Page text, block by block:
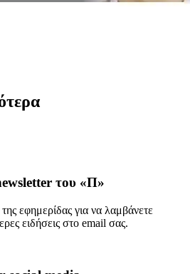
του «Π»
εφημερίδας για να λαμβάνετε
ειδήσεις στο email σας.